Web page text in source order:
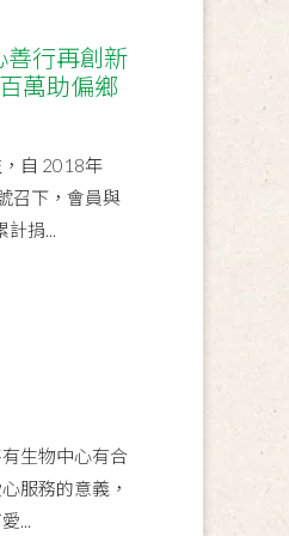
善行再創新
萬助偏鄉
自 2018年
召下，會員與
計捐...
生物中心有合
服務的意義，
...